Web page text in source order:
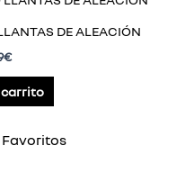
DE ALEACIÓN
€
carrito